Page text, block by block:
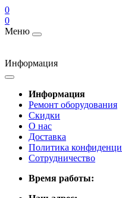
0
0
Меню
Информация
Информация
Ремонт оборудования
Скидки
О нас
Доставка
Политика
Сотрудничество
Время работы: